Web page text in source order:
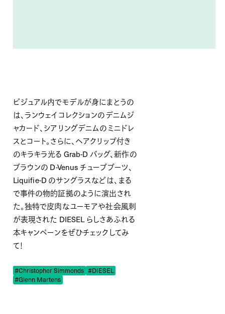
ビジュアル内でモデルが身にまとうの
は、ランウェイコレクションのデニムジ
ャカード、シアリングデニムのミニドレ
スとコート。さらに、ヘアクリップ付き
のキラキラ光る Grab-D バッグ、新作の
ブラウンの D-Venus チューブブーツ、
Liquifie-D のサングラスなどは、まる
で事件の物的証拠のように演出され
た。独特で皮肉なユーモアや社会風刺
が表現された DIESEL らしさあふれる
本キャンペーンをぜひチェックしてみ
て！
#Christopher Simmonds #DIESEL
#Glenn Martens